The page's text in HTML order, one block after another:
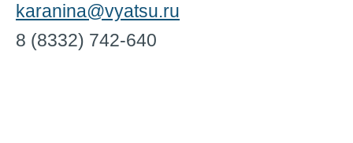
karanina@vyatsu.ru
8 (8332) 742-640